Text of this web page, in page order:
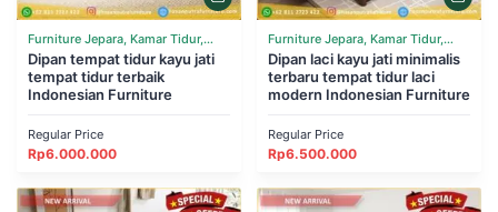
Furniture Jepara, Kamar Tidur,
Tempat Tidur
Dipan tempat tidur kayu jati
tempat tidur terbaik
Indonesian Furniture
Regular Price
Rp6.000.000
Furniture Jepara, Kamar Tidur,
Tempat Tidur
Dipan laci kayu jati minimalis
terbaru tempat tidur laci
modern Indonesian Furniture
Regular Price
Rp6.500.000